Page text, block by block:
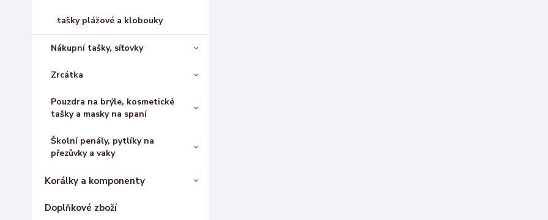
tašky plážové a klobouky
Nákupní tašky, síťovky
Zrcátka
Pouzdra na brýle, kosmetické
tašky a masky na spaní
Školní penály, pytlíky na
přezůvky a vaky
Korálky a komponenty
Doplňkové zboží